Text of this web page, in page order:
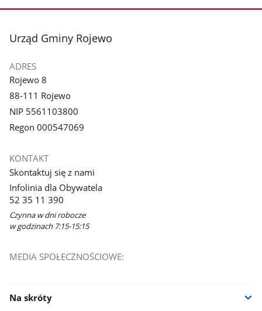
stopka
Urząd Gminy Rojewo
ADRES
Rojewo 8
88-111 Rojewo
NIP 5561103800
Regon 000547069
KONTAKT
Skontaktuj się z nami
Infolinia dla Obywatela
52 35 11 390
Czynna w dni robocze
w godzinach 7:15-15:15
MEDIA SPOŁECZNOŚCIOWE:
Na skróty